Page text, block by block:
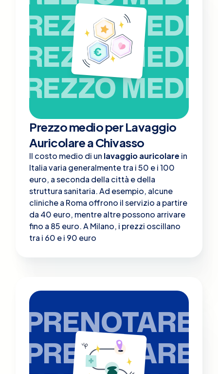
PREZZO MEDIO
PREZZO MEDIO
PREZZO MEDIO
Prezzo medio per Lavaggio
Auricolare a Chivasso
Il costo medio di un lavaggio auricolare in
Italia varia generalmente tra i 50 e i 100
euro, a seconda della città e della
struttura sanitaria. Ad esempio, alcune
cliniche a Roma offrono il servizio a partire
da 40 euro, mentre altre possono arrivare
fino a 85 euro​. A Milano, i prezzi oscillano
tra i 60 e i 90 euro
PRENOTARE
PRENOTARE